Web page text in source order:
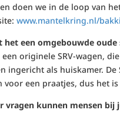
doen we in de loop van
www.mantelkring.nl/
het een omgebouwde oude
een originele SRV-wagen,
ingericht als huiskamer.
voor een praatjes, dus het
vragen kunnen mensen bij